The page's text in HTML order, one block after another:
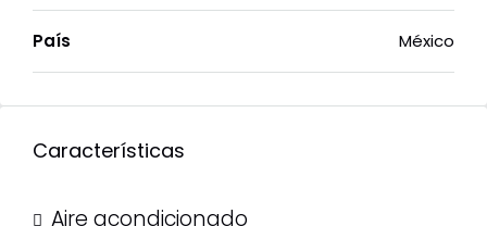
País México
Características
Aire acondicionado